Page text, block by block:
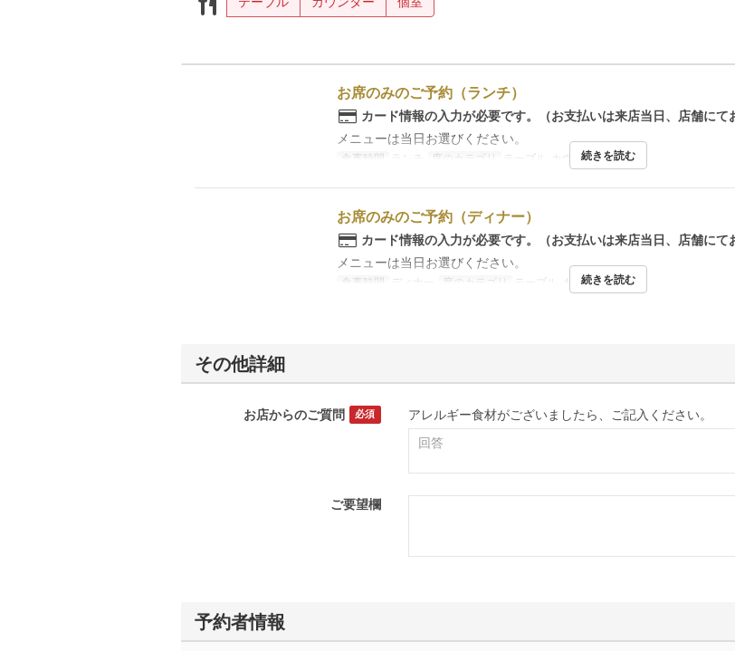
お席のみのご予約（ランチ）
カード情報の入力が必要です。（お支払いは来店当日、店舗にて
メニューは当日お選びください。
食事時間 ランチ 席のカテゴリ テーブル, カウンター続きを読む
お席のみのご予約（ディナー）
カード情報の入力が必要です。（お支払いは来店当日、店舗にて
メニューは当日お選びください。
食事時間 ディナー 席のカテゴリ テーブル, カウンター
続きを読む
その他詳細
お店からのご質問 必須 アレルギー食材がございましたら、ご記入ください。
ご要望欄
予約者情報